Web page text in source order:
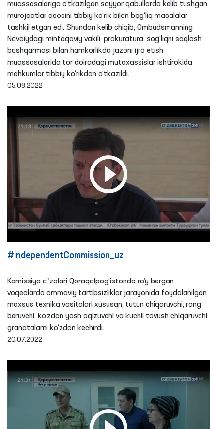
muassasalariga o‘tkazilgan sayyor qabullarda kelib tushgan
murojaatlar asosini tibbiy ko‘rik bilan bog‘liq masalalar
tashkil etgan edi. Shundan kelib chiqib, Ombudsmanning
Navoiydagi mintaqaviy vakili, prokuratura, sog‘liqni saqlash
boshqarmasi bilan hamkorlikda jazoni ijro etish
muassasalarida tor doiradagi mutaxassislar ishtirokida
mahkumlar tibbiy ko‘rikdan o‘tkazildi.
05.08.2022
#IndependentCommission_uz
Komissiya aʼzolari Qoraqalpog‘istonda ro‘y bergan
voqealarda ommaviy tartibsizliklar jarayonida foydalanilgan
maxsus texnika vositalari xususan, tutun chiqaruvchi, rang
beruvchi, ko‘zdan yosh oqizuvchi va kuchli tovush chiqaruvchi
granatalarni ko‘zdan kechirdi.
20.07.2022